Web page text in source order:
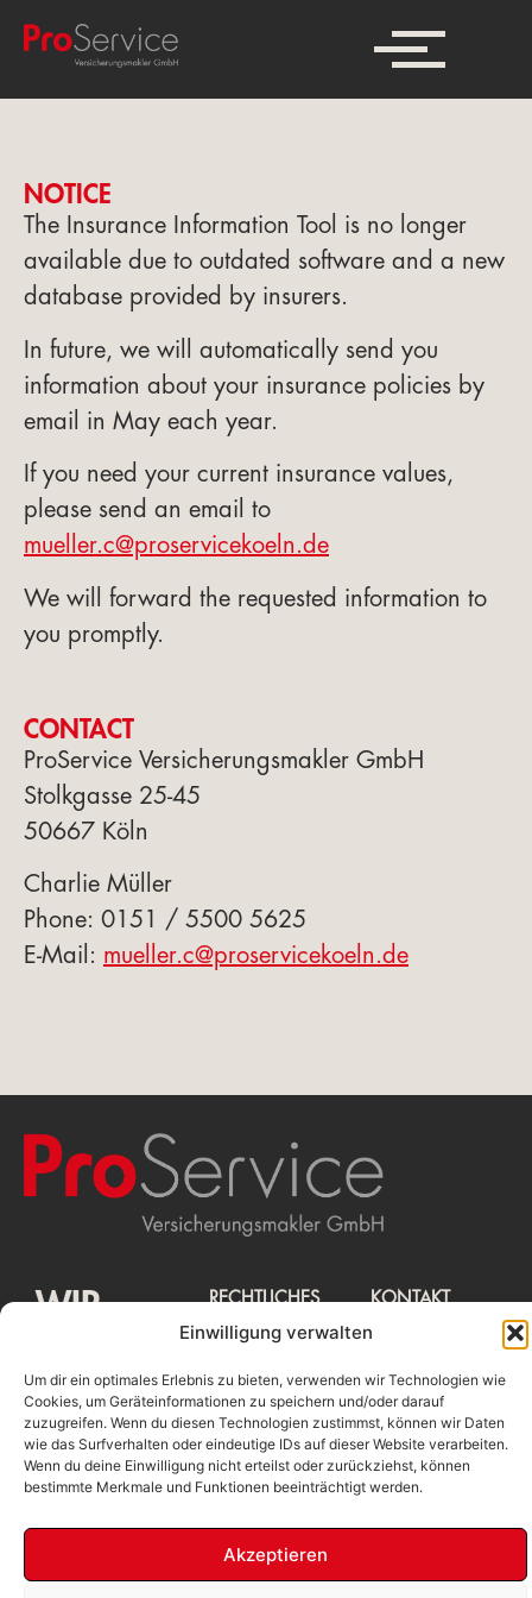
Einwilligung verwalten
Um dir ein optimales Erlebnis zu bieten, verwenden wir Technologien wie
Cookies, um Geräteinformationen zu speichern und/oder darauf
zuzugreifen. Wenn du diesen Technologien zustimmst, können wir Daten
wie das Surfverhalten oder eindeutige IDs auf dieser Website verarbeiten.
Wenn du deine Einwilligung nicht erteilst oder zurückziehst, können
bestimmte Merkmale und Funktionen beeinträchtigt werden.
Akzeptieren
NOTICE
The Insurance Information Tool is no longer
available due to outdated software and a new
database provided by insurers.
In future, we will automatically send you
information about your insurance policies by
email in May each year.
If you need your current insurance values,
please send an email to
mueller.c@proservicekoeln.de
We will forward the requested information to
you promptly.
CONTACT
ProService Versicherungsmakler GmbH
Stolkgasse 25-45
50667 Köln
Charlie Müller
Phone: 0151 / 5500 5625
E-Mail: mueller.c@proservicekoeln.de
WIR
DAS
SCHON!
RECHTLICHES
Beschwerdemanagement
Erstinformation
Datenschutz
KONTAKT
Versicherungsmakler
Stolkgasse 25-
45, 50667
Köln
Tel.: 0221 /
931 254 - 0